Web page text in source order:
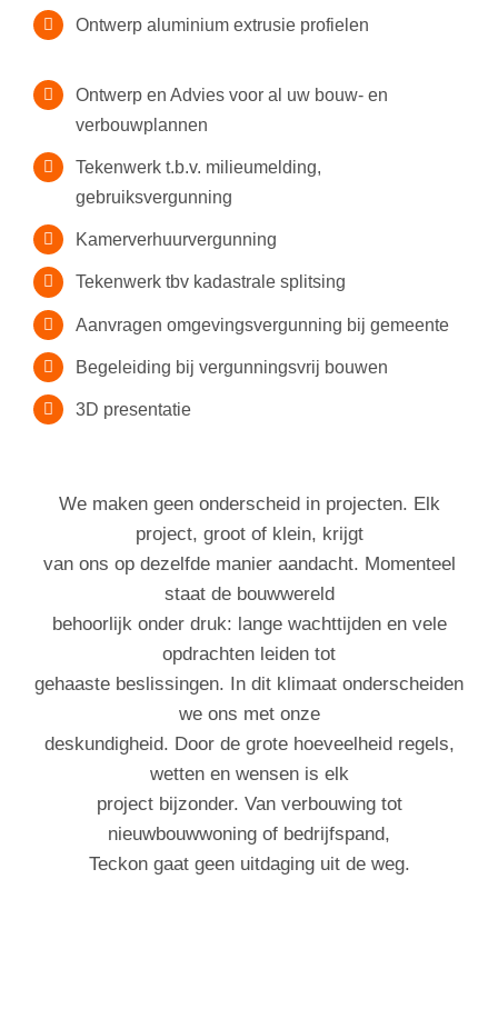
Ontwerp aluminium extrusie profielen
Ontwerp en Advies voor al uw bouw- en
verbouwplannen
Tekenwerk t.b.v. milieumelding,
gebruiksvergunning
Kamerverhuurvergunning
Tekenwerk tbv kadastrale splitsing
Aanvragen omgevingsvergunning bij gemeente
Begeleiding bij vergunningsvrij bouwen
3D presentatie
We maken geen onderscheid in projecten. Elk
project, groot of klein, krijgt
van ons op dezelfde manier aandacht. Momenteel
staat de bouwwereld
behoorlijk onder druk: lange wachttijden en vele
opdrachten leiden tot
gehaaste beslissingen. In dit klimaat onderscheiden
we ons met onze
deskundigheid. Door de grote hoeveelheid regels,
wetten en wensen is elk
project bijzonder. Van verbouwing tot
nieuwbouwwoning of bedrijfspand,
Teckon gaat geen uitdaging uit de weg.